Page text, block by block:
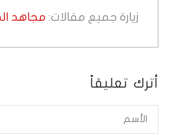
زيارة جميع مقالات: مجاهد
أترك تعليقاً